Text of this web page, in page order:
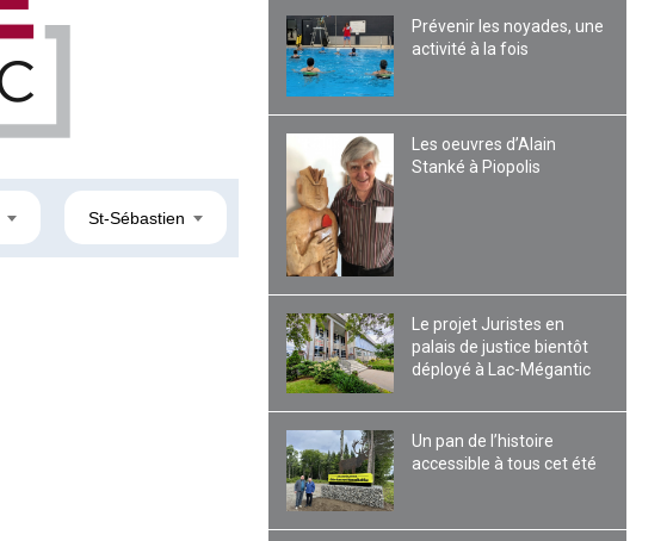
St-Sébastien
Prévenir les noyades, une
activité à la fois
Les oeuvres d’Alain
Stanké à Piopolis
Le projet Juristes en
palais de justice bientôt
déployé à Lac-Mégantic
Un pan de l’histoire
accessible à tous cet été